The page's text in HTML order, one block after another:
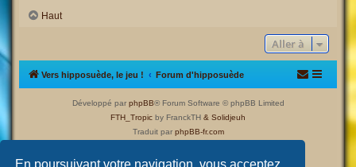
En poursuivant votre navigation, vous acceptez
Haut
Aller à
Vers hipposuède, le jeu ! Forum d'hipposuède
Développé par phpBB® Forum Software © phpBB Limited
FTH_Tropic by FranckTH & Solidjeuh
Traduit par phpBB-fr.com